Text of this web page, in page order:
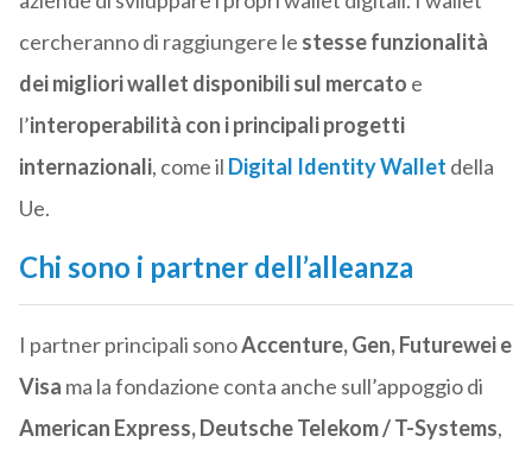
cercheranno di raggiungere le stesse funzionalità
dei migliori wallet disponibili sul mercato e
l’interoperabilità con i principali progetti
internazionali, come il Digital Identity Wallet della
Ue.
Chi sono i partner dell’alleanza
I partner principali sonoAccenture, Gen, Futurewei e
Visa ma la fondazione conta anche sull’appoggio di
American Express, Deutsche Telekom / T-Systems,